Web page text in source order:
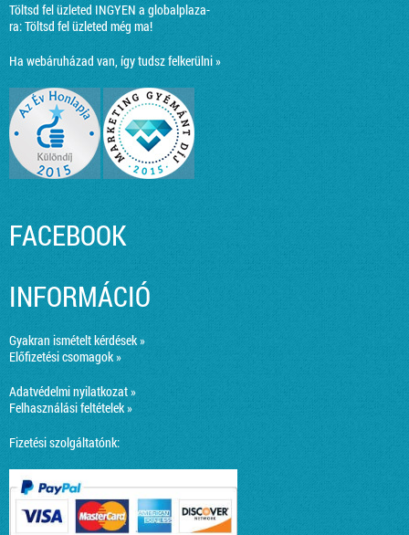
Töltsd fel üzleted INGYEN a globalplaza-
ra:Töltsd fel üzleted még ma!
Ha webáruházad van, így tudsz felkerülni »
FACEBOOK
INFORMÁCIÓ
Gyakran ismételt kérdések »
Előfizetési csomagok »
Adatvédelmi nyilatkozat »
Felhasználási feltételek »
Fizetési szolgáltatónk: